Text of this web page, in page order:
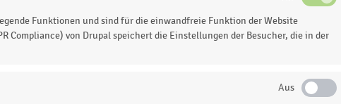
(2016-
China
Funktionen und sind für die einwandfreie Funktion der Website
Compliance) von Drupal speichert die Einstellungen der Besucher, die in der